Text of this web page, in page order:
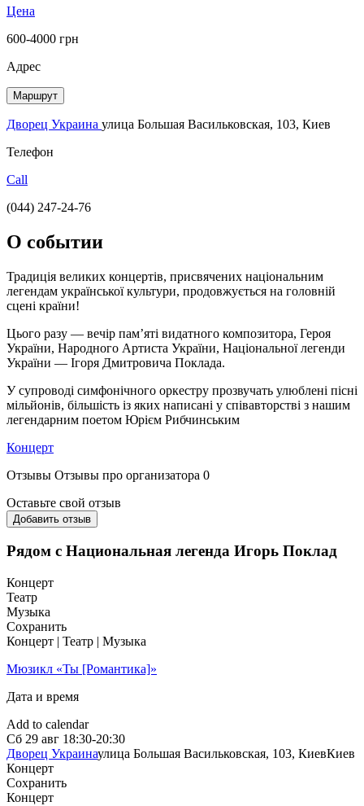
Цена
600-4000 грн
Адрес
Маршрут
Дворец Украина улица Большая Васильковская, 103, Киев
Телефон
Call
(044) 247-24-76
О событии
Традиція великих концертів, присвячених національним
легендам української культури, продовжується на головній
сцені країни!
Цього разу — вечір пам’яті видатного композитора, Героя
України, Народного Артиста України, Національної легенди
України — Ігоря Дмитровича Поклада.
У супроводі симфонічного оркестру прозвучать улюблені пісні
мільйонів, більшість із яких написані у співавторстві з нашим
легендарним поетом Юрієм Рибчинським
Концерт
Отзывы Отзывы про организатора 0
Оставьте свой отзыв
Добавить отзыв
Рядом с Национальная легенда Игорь Поклад
Концерт
Театр
Музыка
Сохранить
Концерт | Театр | Музыка
Мюзикл «Ты [Романтика]»
Дата и время
Add to calendar
Сб 29 авг 18:30-20:30
Дворец Украинаулица Большая Васильковская, 103, КиевКиев
Концерт
Сохранить
Концерт